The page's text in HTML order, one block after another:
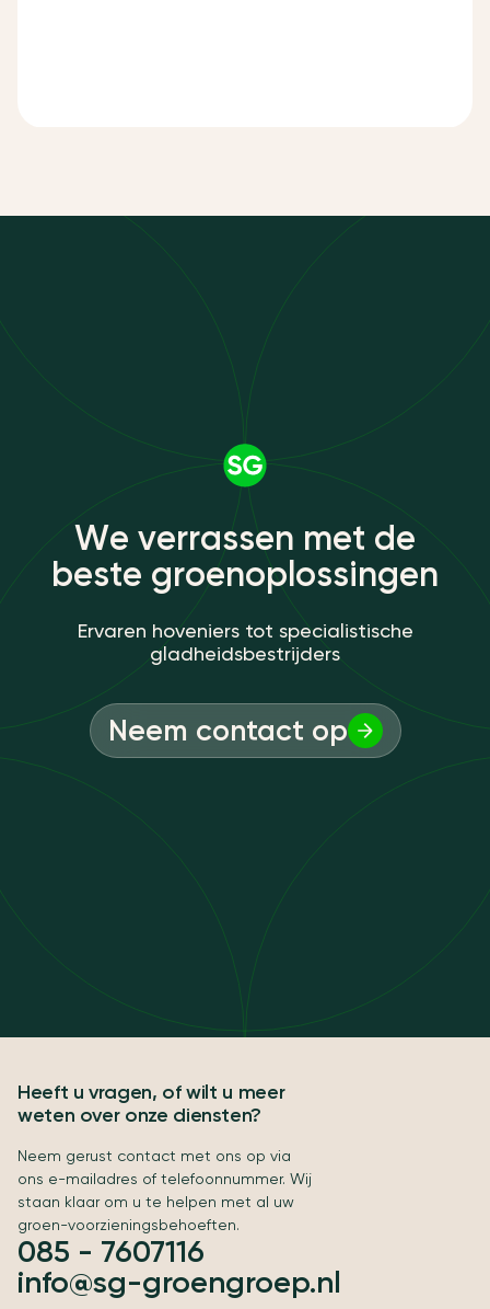
We verrassen met de
beste groenoplossingen
Ervaren hoveniers tot specialistische
gladheidsbestrijders
Neem contact op
Heeft u vragen, of wilt u meer
weten over onze diensten?
Neem gerust contact met ons op via
ons e-mailadres of telefoonnummer. Wij
staan klaar om u te helpen met al uw
groen-voorzieningsbehoeften.
085 - 7607116
info@sg-groengroep.nl